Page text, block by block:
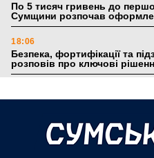
По 5 тисяч гривень до
Сумщини розпочав
18:06
Безпека, фортифікації та
розповів про ключові
Поки літо плавить асфальт: